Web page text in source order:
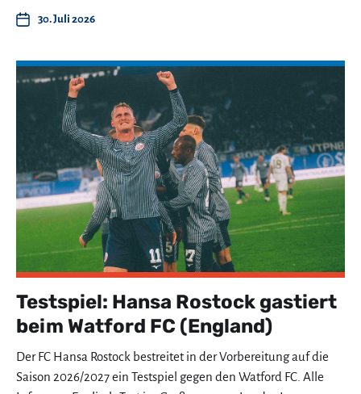
30. Juli 2026
Testspiel: Hansa Rostock gastiert
beim Watford FC (England)
Der FC Hansa Rostock bestreitet in der Vorbereitung auf die
Saison 2026/2027 ein Testspiel gegen den Watford FC. Alle